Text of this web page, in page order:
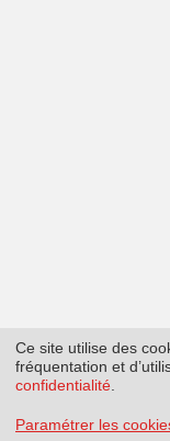
Ce site utilise des
fréquentation et
confidentialité
Paramétrer les